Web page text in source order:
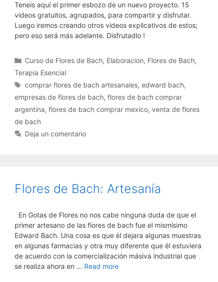
Teneis aquí el primer esbozo de un nuevo proyecto. 15
videos gratuitos, agrupados, para compartir y disfrutar.
Luego iremos creando otros videos explicativos de estos;
pero eso será más adelante. Disfrutadlo !
Categorías
Curso de Flores de Bach, Elaboracion, Flores de Bach,
Terapia Esencial
Etiquetas
comprar flores de bach artesanales,edward bach,
empresas de flores de bach, flores de bach comprar
argentina, flores de bach comprar mexico, venta de flores
de bach
Deja un comentario
Flores de Bach: Artesanía
En Gotas de Flores no nos cabe ninguna duda de que el
primer artesano de las flores de bach fue el mismísimo
Edward Bach. Una cosa es que él dejara algunas muestras
en algunas farmacias y otra muy diferente que él estuviera
de acuerdo con la comercialización másiva industrial que
se realiza ahora en … Read more